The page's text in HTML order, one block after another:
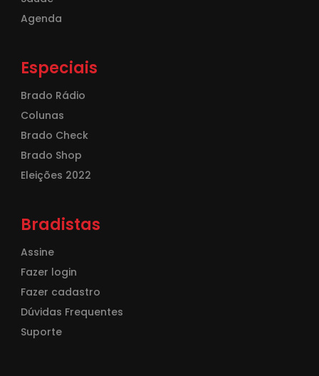
Agenda
Especiais
Brado Rádio
Colunas
Brado Check
Brado Shop
Eleições 2022
Bradistas
Assine
Fazer login
Fazer cadastro
Dúvidas Frequentes
Suporte